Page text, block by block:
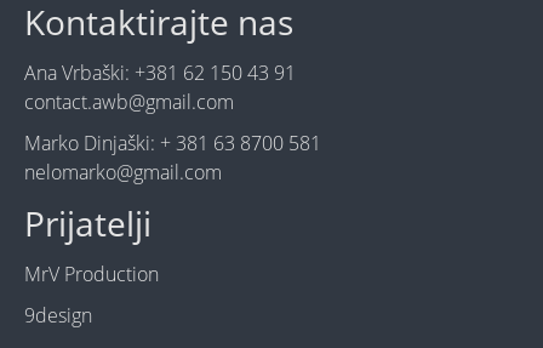
Kontaktirajte nas
Ana Vrbaški: +381 62 150 43 91
contact.awb@gmail.com
Marko Dinjaški: + 381 63 8700 581
nelomarko@gmail.com
Prijatelji
MrV Production
9design